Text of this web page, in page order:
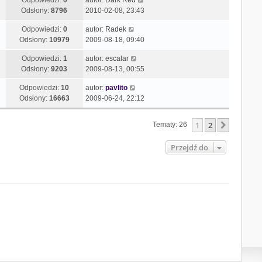
Odsłony:8796
2010-02-08, 23:43
Odpowiedzi: 0
Odsłony: 10979
autor: Radek
2009-08-18, 09:40
Odpowiedzi: 1
Odsłony:9203
autor: escalar
2009-08-13, 00:55
Odpowiedzi:10
Odsłony: 16663
autor: pavlito
2009-06-24, 22:12
Tematy: 26 1 2
Przejdź do